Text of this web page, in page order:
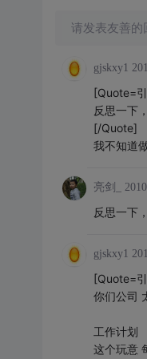
请发表友善
gjskxy1
[Quote=
反思一下
[/Quote]
我不知道
亮剑_
反思一下
gjskxy1
[Quote=
你们公司
工作计划
这个玩意